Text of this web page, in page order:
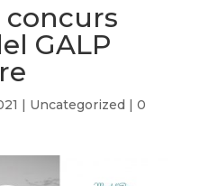
concurs
GALP
| Uncategorized | 0